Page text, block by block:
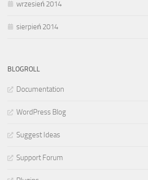
wrzesień 2014
sierpień 2014
BLOGROLL
Documentation
WordPress Blog
Suggest Ideas
Support Forum